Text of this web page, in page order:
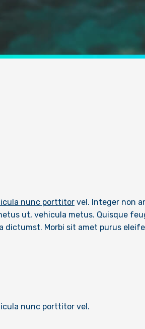
nunc porttitor vel. Integer non
ut, vehicula metus. Quisque
dictumst. Morbi sit amet purus
nunc porttitor vel.